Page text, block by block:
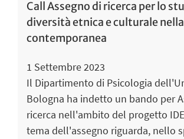
Call Assegno di ricerca per lo
diversità etnica e culturale
contemporanea
1 Settembre 2023
Il Dipartimento di Psicologia
Bologna ha indetto un bando per
ricerca nell'ambito del progetto
tema dell'assegno riguarda, nello